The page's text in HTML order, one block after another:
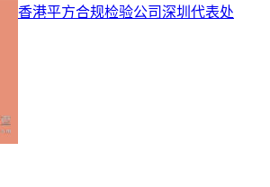
香港平方合规检验公司深圳代表处